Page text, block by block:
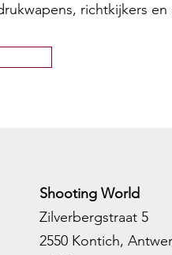
richtkijkers
Shooting World
Zilverbergstraat 5
2550 Kontich,